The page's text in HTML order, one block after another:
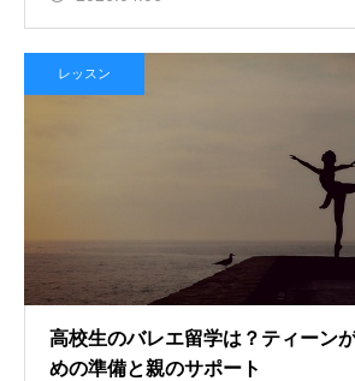
レッスン
高校生のバレエ留学は？ティーン
めの準備と親のサポート